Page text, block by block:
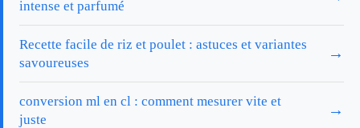
intense et parfumé
Recette facile de riz et poulet : astuces et variantes
savoureuses
→
conversion ml en cl : comment mesurer vite et
juste
→